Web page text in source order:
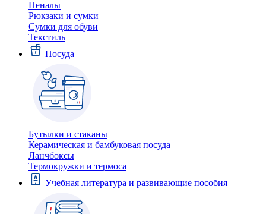
Пеналы
Рюкзаки и сумки
Сумки для обуви
Текстиль
Посуда
Бутылки и стаканы
Керамическая и бамбуковая посуда
Ланчбоксы
Термокружки и термоса
Учебная литература и развивающие пособия